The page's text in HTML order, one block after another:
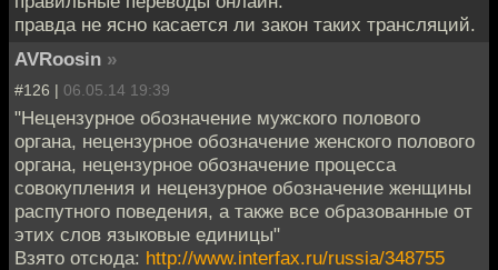
правда не ясно касается ли закон таких трансляций.
AVRoosin »
#126 | 06.05.14 19:39
"Нецензурное обозначение мужского полового
органа, нецензурное обозначение женского полового
органа, нецензурное обозначение процесса
совокупления и нецензурное обозначение женщины
распутного поведения, а также все образованные от
этих слов языковые единицы"
Взято отсюда: http://www.interfax.ru/russia/348755